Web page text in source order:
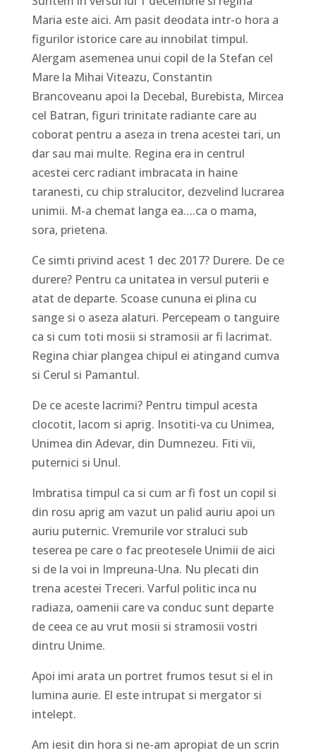
Maria este aici. Am pasit deodata intr-o hora a
figurilor istorice care au innobilat timpul.
Alergam asemenea unui copil de la Stefan cel
Mare la Mihai Viteazu, Constantin
Brancoveanu apoi la Decebal, Burebista, Mircea
cel Batran, figuri trinitate radiante care au
coborat pentru a aseza in trena acestei tari, un
dar sau mai multe. Regina era in centrul
acestei cerc radiant imbracata in haine
taranesti, cu chip stralucitor, dezvelind lucrarea
unimii. M-a chemat langa ea….ca o mama,
sora, prietena.
Ce simti privind acest 1 dec 2017? Durere. De ce
durere? Pentru ca unitatea in versul puterii e
atat de departe. Scoase cununa ei plina cu
sange si o aseza alaturi. Percepeam o tanguire
ca si cum toti mosii si stramosii ar fi lacrimat.
Regina chiar plangea chipul ei atingand cumva
si Cerul si Pamantul.
De ce aceste lacrimi? Pentru timpul acesta
clocotit, lacom si aprig. Insotiti-va cu Unimea,
Unimea din Adevar, din Dumnezeu. Fiti vii,
puternici si Unul.
Imbratisa timpul ca si cum ar fi fost un copil si
din rosu aprig am vazut un palid auriu apoi un
auriu puternic. Vremurile vor straluci sub
teserea pe care o fac preotesele Unimii de aici
si de la voi in Impreuna-Una. Nu plecati din
trena acestei Treceri. Varful politic inca nu
radiaza, oamenii care va conduc sunt departe
de ceea ce au vrut mosii si stramosii vostri
dintru Unime.
Apoi imi arata un portret frumos tesut si el in
lumina aurie. El este intrupat si mergator si
intelept.
Am iesit din hora si ne-am apropiat de un scrin